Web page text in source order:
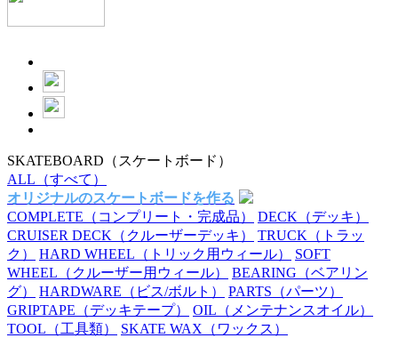
SKATEBOARD （スケートボード）
ALL （すべて）
オリジナルのスケートボードを作る
COMPLETE （コンプリート・完成品） DECK （デッキ）
CRUISER DECK （クルーザーデッキ） TRUCK （トラッ
ク）
HARD WHEEL （トリック用ウィール）
SOFT
WHEEL （クルーザー用ウィール） BEARING （ベアリン
グ）
HARDWARE （ビス/ボルト） PARTS （パーツ）
GRIPTAPE （デッキテープ） OIL （メンテナンスオイル）
TOOL （工具類） SKATE WAX （ワックス）